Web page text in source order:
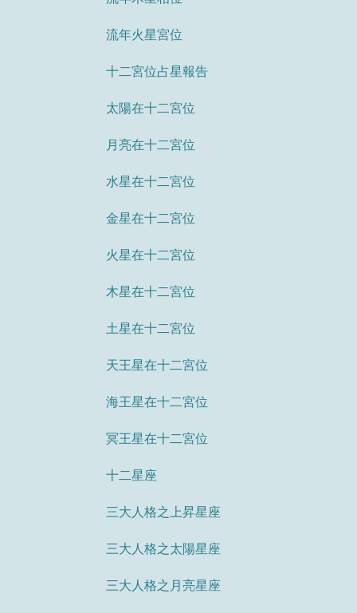
流年火星宮位
十二宮位占星報告
太陽在十二宮位
月亮在十二宮位
水星在十二宮位
金星在十二宮位
火星在十二宮位
木星在十二宮位
土星在十二宮位
天王星在十二宮位
海王星在十二宮位
冥王星在十二宮位
十二星座
三大人格之上昇星座
三大人格之太陽星座
三大人格之月亮星座